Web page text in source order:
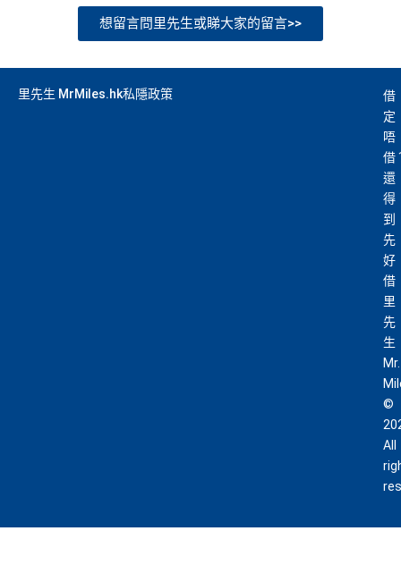
想留言問里先生或睇大家的留言>>
里先生 MrMiles.hk私隱政策
借
定
唔
借
還
得
到
先
好
借
里
先
生
Mr.
©
All